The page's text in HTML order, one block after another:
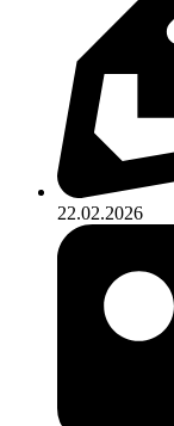
22.02.2026